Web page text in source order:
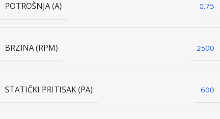
POTROŠNJA (A) 0.75
BRZINA (RPM) 2500
STATIČKI PRITISAK (PA) 600